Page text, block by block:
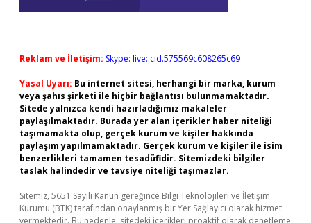
Reklam ve İletişim: Skype: live:.cid.575569c608265c69
Yasal Uyarı: Bu internet sitesi, herhangi bir marka, kurum
veya şahıs şirketi ile hiçbir bağlantısı bulunmamaktadır.
Sitede yalnızca kendi hazırladığımız makaleler
paylaşılmaktadır. Burada yer alan içerikler haber niteliği
taşımamakta olup, gerçek kurum ve kişiler hakkında
paylaşım yapılmamaktadır. Gerçek kurum ve kişiler ile isim
benzerlikleri tamamen tesadüfidir. Sitemizdeki bilgiler
taslak halindedir ve tavsiye niteliği taşımazlar.
Sitemiz, 5651 Sayılı Kanun gereğince Bilgi Teknolojileri ve İletişim
Kurumu (BTK) tarafından onaylanmış bir Yer Sağlayıcı olarak hizmet
vermektedir. Bu nedenle, sitedeki içerikleri proaktif olarak denetleme